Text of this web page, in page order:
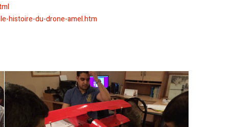
histoire-du-drone-amel.htm